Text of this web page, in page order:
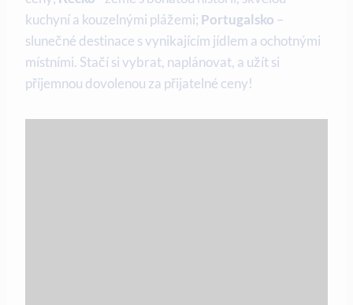
kuchyní a kouzelnými plážemi; Portugalsko –
slunečné destinace⁢ s vynikajícím jídlem a ochotnými
místními. Stačí si ‌vybrat,⁢ naplánovat, a užít si‌
příjemnou‌ dovolenou za přijatelné ceny!